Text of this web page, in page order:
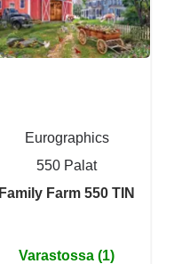
Eurographics
550 Palat
Family Farm 550 TIN
Varastossa (1)